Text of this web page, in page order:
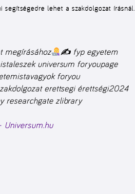
lehet a szakdolgozat írásnál.
megírásához
✍fyp egyetem
universum foryoupage
foryou
erettsegi érettségi2024
researchgate zlibrary